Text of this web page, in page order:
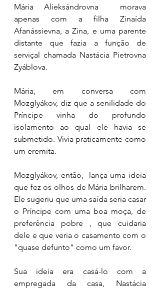
Mária Alieksándrovna  morava
apenas com a filha Zinaída
Afanássievna, a Zina, e uma parente
distante que fazia a função de
serviçal chamada Nastácia Pietrovna
Zyáblova.
Mária, em conversa com
Mozglyákov, diz que a senilidade do
Príncipe vinha do profundo
isolamento ao qual ele havia se
submetido. Vivia praticamente como
um eremita.
Mozglyákov, então,  lança uma ideia
que fez os olhos de Mária brilharem.
Ele sugeriu que uma saída seria casar
o Príncipe com uma boa moça, de
preferência pobre , que cuidaria
dele e que veria o casamento com o
"quase defunto" como um favor.
Sua ideia era casá-lo com a
empregada da casa, Nastácia